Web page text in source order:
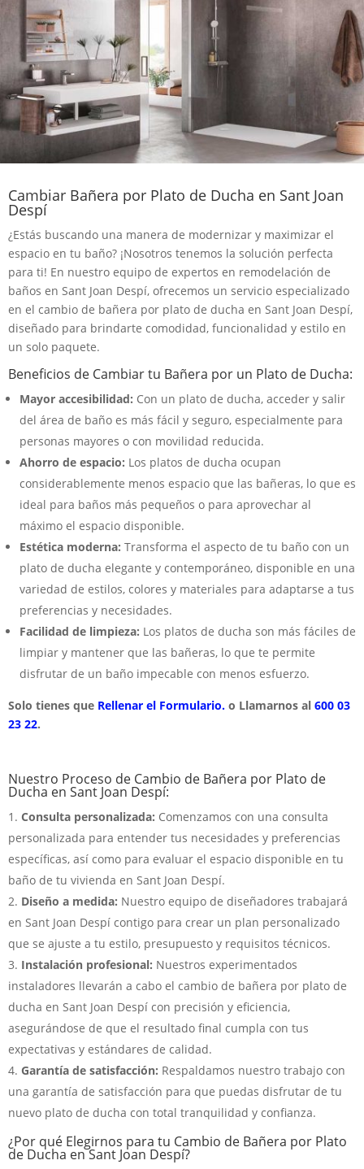
Cambiar Bañera por Plato de Ducha en Sant Joan
Despí
¿Estás buscando una manera de modernizar y maximizar el
espacio en tu baño? ¡Nosotros tenemos la solución perfecta
para ti! En nuestro equipo de expertos en remodelación de
baños en Sant Joan Despí, ofrecemos un servicio especializado
en el cambio de bañera por plato de ducha en Sant Joan Despí,
diseñado para brindarte comodidad, funcionalidad y estilo en
un solo paquete.
Beneficios de Cambiar tu Bañera por un Plato de Ducha:
Mayor accesibilidad: Con un plato de ducha, acceder y salir
del área de baño es más fácil y seguro, especialmente para
personas mayores o con movilidad reducida.
Ahorro de espacio: Los platos de ducha ocupan
considerablemente menos espacio que las bañeras, lo que es
ideal para baños más pequeños o para aprovechar al
máximo el espacio disponible.
Estética moderna: Transforma el aspecto de tu baño con un
plato de ducha elegante y contemporáneo, disponible en una
variedad de estilos, colores y materiales para adaptarse a tus
preferencias y necesidades.
Facilidad de limpieza: Los platos de ducha son más fáciles de
limpiar y mantener que las bañeras, lo que te permite
disfrutar de un baño impecable con menos esfuerzo.
Solo tienes que Rellenar el Formulario. o Llamarnos al 600 03
23 22.
Nuestro Proceso de Cambio de Bañera por Plato de
Ducha en Sant Joan Despí:
Consulta personalizada: Comenzamos con una consulta
personalizada para entender tus necesidades y preferencias
específicas, así como para evaluar el espacio disponible en tu
baño de tu vivienda en Sant Joan Despí.
Diseño a medida: Nuestro equipo de diseñadores trabajará
en Sant Joan Despí contigo para crear un plan personalizado
que se ajuste a tu estilo, presupuesto y requisitos técnicos.
Instalación profesional: Nuestros experimentados
instaladores llevarán a cabo el cambio de bañera por plato de
ducha en Sant Joan Despí con precisión y eficiencia,
asegurándose de que el resultado final cumpla con tus
expectativas y estándares de calidad.
Garantía de satisfacción: Respaldamos nuestro trabajo con
una garantía de satisfacción para que puedas disfrutar de tu
nuevo plato de ducha con total tranquilidad y confianza.
¿Por qué Elegirnos para tu Cambio de Bañera por Plato
de Ducha en Sant Joan Despí?